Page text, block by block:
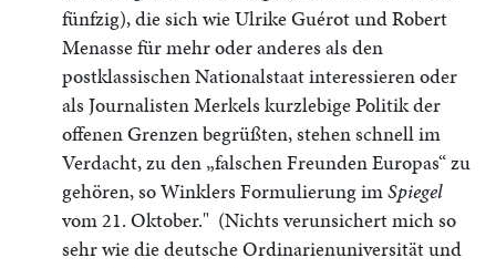
fünfzig), die sich wie Ulrike Guérot und Robert
Menasse für mehr oder anderes als den
postklassischen Nationalstaat interessieren oder
als Journalisten Merkels kurzlebige Politik der
offenen Grenzen begrüßten, stehen schnell im
Verdacht, zu den „falschen Freunden Europas“ zu
gehören, so Winklers Formulierung imSpiegel
vom 21. Oktober." (Nichts verunsichert mich so
sehr wie die deutsche Ordinarienuniversität und